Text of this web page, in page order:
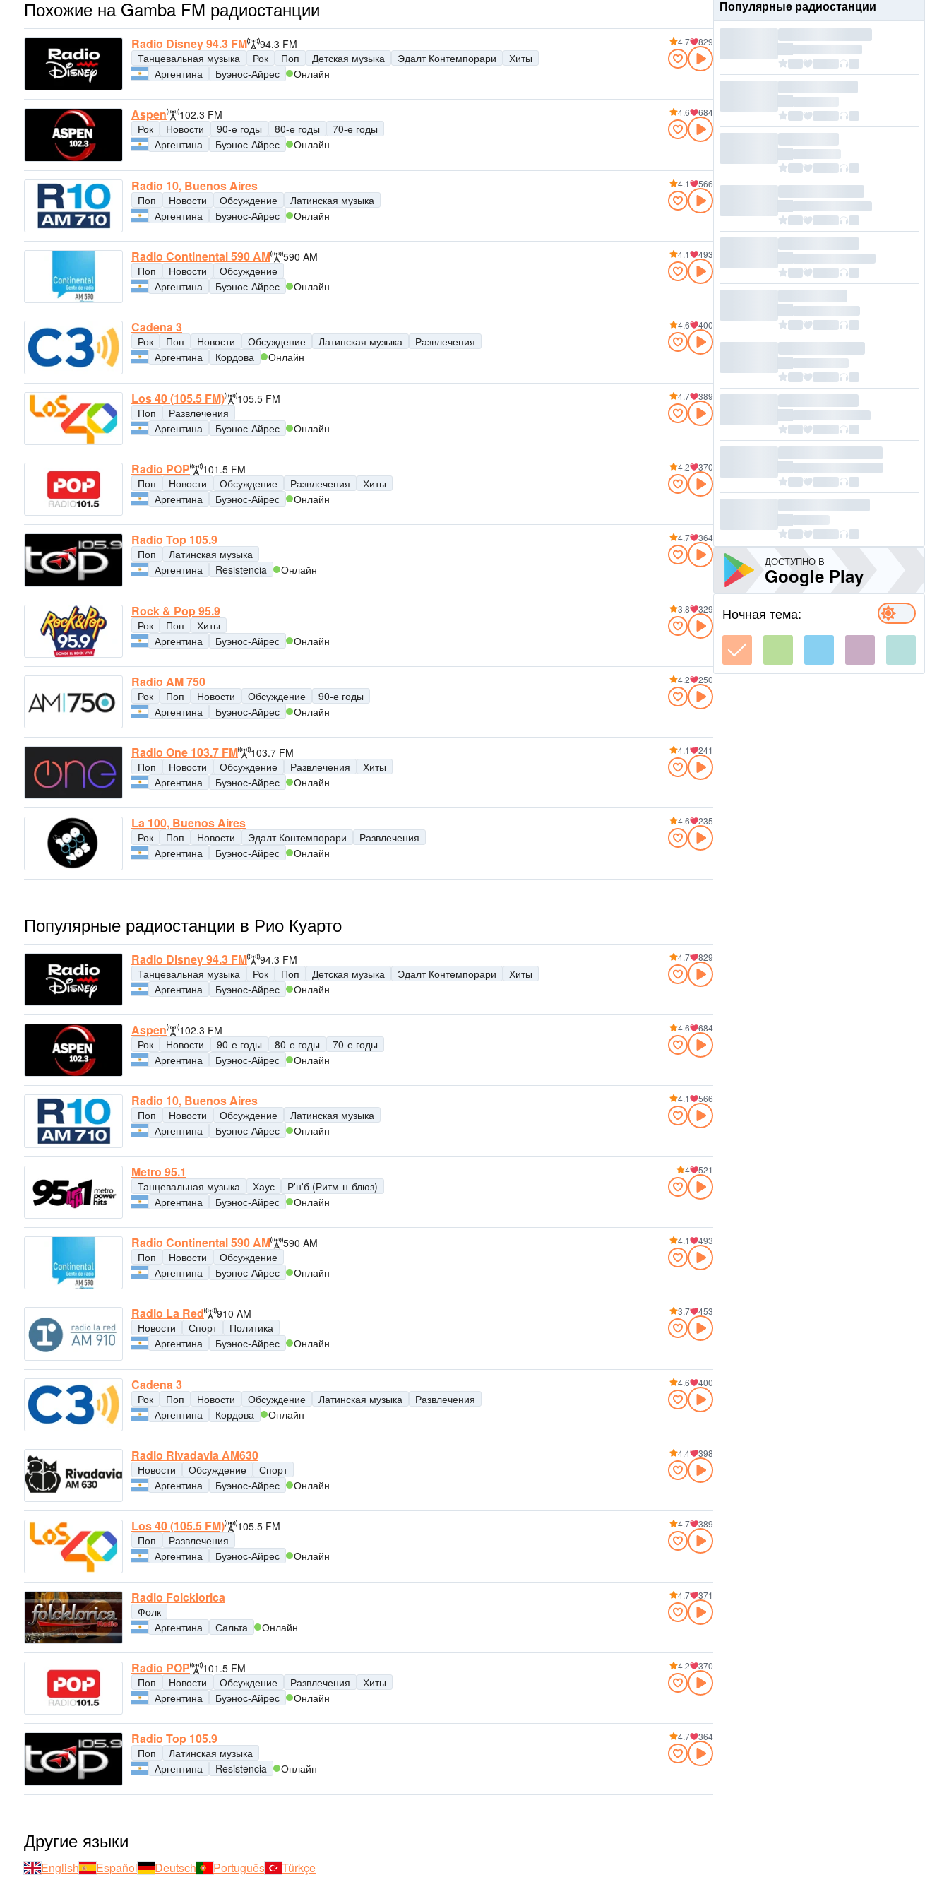
Похожие на Gamba FM радиостанции
Radio Disney 94.3 FM
94.3 FM
Танцевальная музыка
Рок Поп Детская музыка Эдалт Контемпорари
Хиты
Аргентина
Буэнос-Айрес Онлайн
4.7 829
Aspen
102.3 FM
Рок
Новости 90-е годы 80-е годы
70-е годы
Аргентина
Буэнос-Айрес Онлайн
4.6 684
Radio 10, Buenos Aires
Поп Новости Обсуждение
Латинская музыка
Аргентина
Буэнос-Айрес Онлайн
4.1 566
Radio Continental 590 AM
590 AM
Поп
Новости
Обсуждение
Аргентина
Буэнос-Айрес Онлайн
4.1 493
Cadena 3
Рок Поп Новости Обсуждение Латинская музыка
Развлечения
Аргентина
Кордова Онлайн
4.6 400
Los 40 (105.5 FM)
105.5 FM
Поп
Развлечения
Аргентина
Буэнос-Айрес Онлайн
4.7 389
Radio POP
101.5 FM
Поп
Новости Обсуждение Развлечения
Хиты
Аргентина
Буэнос-Айрес Онлайн
4.2 370
Radio Top 105.9
Поп
Латинская музыка
Аргентина
Resistencia Онлайн
4.7 364
Rock & Pop 95.9
Рок Поп
Хиты
Аргентина
Буэнос-Айрес Онлайн
3.8 329
Radio AM 750
Рок Поп Новости Обсуждение
90-е годы
Аргентина
Буэнос-Айрес Онлайн
4.2 250
Radio One 103.7 FM
103.7 FM
Поп
Новости Обсуждение Развлечения
Хиты
Аргентина
Буэнос-Айрес Онлайн
4.1 241
La 100, Buenos Aires
Рок Поп Новости Эдалт Контемпорари
Развлечения
Аргентина
Буэнос-Айрес Онлайн
4.6 235
Популярные радиостанции в Рио Куарто
Radio Disney 94.3 FM
94.3 FM
Танцевальная музыка
Рок Поп Детская музыка Эдалт Контемпорари
Хиты
Аргентина
Буэнос-Айрес Онлайн
4.7 829
Aspen
102.3 FM
Рок
Новости 90-е годы 80-е годы
70-е годы
Аргентина
Буэнос-Айрес Онлайн
4.6 684
Radio 10, Buenos Aires
Поп Новости Обсуждение
Латинская музыка
Аргентина
Буэнос-Айрес Онлайн
4.1 566
Metro 95.1
Танцевальная музыка Хаус
Р'н'б (Ритм-н-блюз)
Аргентина
Буэнос-Айрес Онлайн
4 521
Radio Continental 590 AM
590 AM
Поп
Новости
Обсуждение
Аргентина
Буэнос-Айрес Онлайн
4.1 493
Radio La Red
910 AM
Новости
Спорт
Политика
Аргентина
Буэнос-Айрес Онлайн
3.7 453
Cadena 3
Рок Поп Новости Обсуждение Латинская музыка
Развлечения
Аргентина
Кордова Онлайн
4.6 400
Radio Rivadavia AM630
Новости Обсуждение
Спорт
Аргентина
Буэнос-Айрес Онлайн
4.4 398
Los 40 (105.5 FM)
105.5 FM
Поп
Развлечения
Аргентина
Буэнос-Айрес Онлайн
4.7 389
Radio Folcklorica
Фолк
Аргентина
Сальта Онлайн
4.7 371
Radio POP
101.5 FM
Поп
Новости Обсуждение Развлечения
Хиты
Аргентина
Буэнос-Айрес Онлайн
4.2 370
Radio Top 105.9
Поп
Латинская музыка
Аргентина
Resistencia Онлайн
4.7 364
Другие языки
English Español Deutsch Português Türkçe
Популярные радиостанции
ДОСТУПНО В
Google Play
Ночная тема: